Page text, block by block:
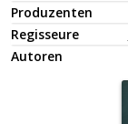
Produzenten
Regisseure
Autoren